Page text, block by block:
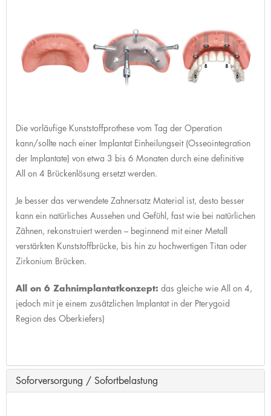
Die vorläufige Kunststoffprothese vom Tag der Operation
kann/sollte nach einer Implantat Einheilungseit (Osseointegration
der Implantate) von etwa 3 bis 6 Monaten durch eine definitive
All on 4 Brückenlösung ersetzt werden.
Je besser das verwendete Zahnersatz Material ist, desto besser
kann ein natürliches Aussehen und Gefühl, fast wie bei natürlichen
Zähnen, rekonstruiert werden – beginnend mit einer Metall
verstärkten Kunststoffbrücke, bis hin zu hochwertigen Titan oder
Zirkonium Brücken.
All on 6 Zahnimplantatkonzept: das gleiche wie All on 4,
jedoch mit je einem zusätzlichen Implantat in der Pterygoid
Region des Oberkiefers)
Soforversorgung / Sofortbelastung